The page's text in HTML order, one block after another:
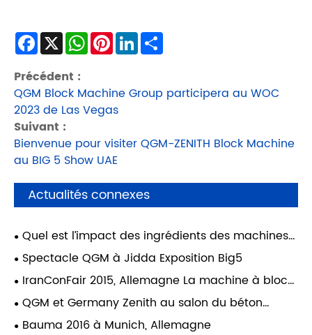
Facebook
X WhatsApp
PinterestLinkedIn
Précédent :
QGM Block Machine Group participera au WOC
2023 de Las Vegas
Suivant :
Bienvenue pour visiter QGM-ZENITH Block Machine
au BIG 5 Show UAE
Actualités connexes
Quel est l’impact des ingrédients des machines
à briques sur la durabilité des matériaux de
construction ?
Spectacle QGM à Jidda Exposition Big5
IranConFair 2015, Allemagne La machine à blocs
sans palettes Zenith a reçu de nombreux éloges
de la part des clients
QGM et Germany Zenith au salon du béton
d'Indonésie 2015
Bauma 2016 à Munich, Allemagne